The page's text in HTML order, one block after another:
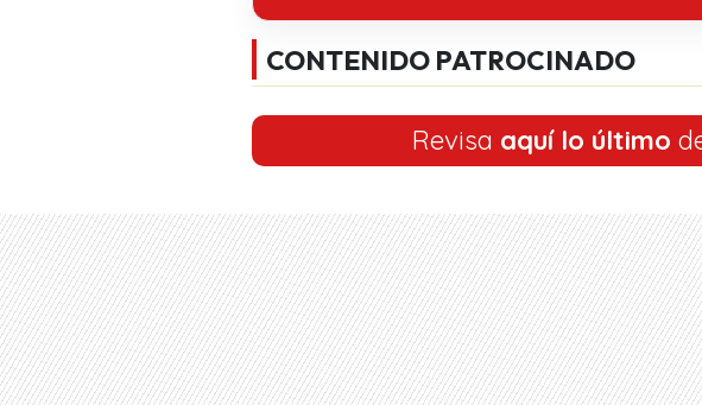
CONTENIDO PATROCINADO
Revisa aquí lo último